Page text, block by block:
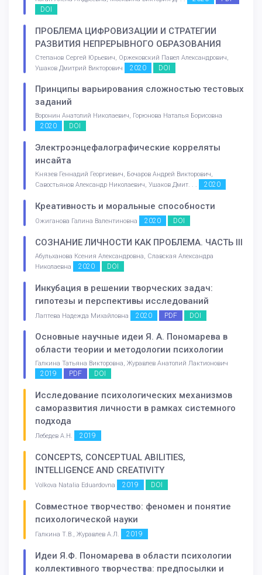
DOI
ПРОБЛЕМА ЦИФРОВИЗАЦИИ И СТРАТЕГИИ
РАЗВИТИЯ НЕПРЕРЫВНОГО ОБРАЗОВАНИЯ
Степанов Сергей Юрьевич, Оржековский Павел Александрович,
Ушаков Дмитрий Викторович
2020 DOI
Принципы варьирования сложностью тестовых
заданий
Воронин Анатолий Николаевич, Горюнова Наталья Борисовна
2020 DOI
Электроэнцефалографические корреляты
инсайта
Князев Геннадий Георгиевич, Бочаров Андрей Викторович,
Савостьянов Александр Николаевич, Ушаков Дмит. . .
2020
Креативность и моральные способности
Ожиганова Галина Валентиновна 2020 DOI
СОЗНАНИЕ ЛИЧНОСТИ КАК ПРОБЛЕМА. ЧАСТЬ III
Абульханова Ксения Александровна, Славская Александра
Николаевна
2020 DOI
Инкубация в решении творческих задач:
гипотезы и перспективы исследований
Лаптева Надежда Михайловна 2020 PDF DOI
Основные научные идеи Я. А. Пономарева в
области теории и методологии психологии
Галкина Татьяна Викторовна, Журавлев Анатолий Лактионович
2019 PDF DOI
Исследование психологических механизмов
саморазвития личности в рамках системного
подхода
Лебедев А.Н. 2019
CONCEPTS, CONCEPTUAL ABILITIES,
INTELLIGENCE AND CREATIVITY
Volkova Natalia Eduardovna 2019 DOI
Совместное творчество: феномен и понятие
психологической науки
Галкина Т.В., Журавлев А.Л. 2019
Идеи Я.Ф. Пономарева в области психологии
коллективного творчества: предпосылки и